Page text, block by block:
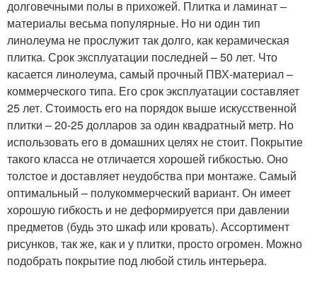
долговечными полы в прихожей. Плитка и ламинат –
материалы весьма популярные. Но ни один тип
линолеума не прослужит так долго, как керамическая
плитка. Срок эксплуатации последней – 50 лет. Что
касается линолеума, самый прочный ПВХ-материал –
коммерческого типа. Его срок эксплуатации составляет
25 лет. Стоимость его на порядок выше искусственной
плитки – 20-25 долларов за один квадратный метр. Но
использовать его в домашних целях не стоит. Покрытие
такого класса не отличается хорошей гибкостью. Оно
толстое и доставляет неудобства при монтаже. Самый
оптимальный – полукоммерческий вариант. Он имеет
хорошую гибкость и не деформируется при давлении
предметов (будь это шкаф или кровать). Ассортимент
рисунков, так же, как и у плитки, просто огромен. Можно
подобрать покрытие под любой стиль интерьера.